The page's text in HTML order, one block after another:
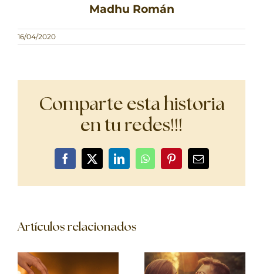
Madhu Román
16/04/2020
Comparte esta historia
en tu redes!!!
Facebook
X LinkedInWhatsAppPinterestCorreo
Artículos relacionados